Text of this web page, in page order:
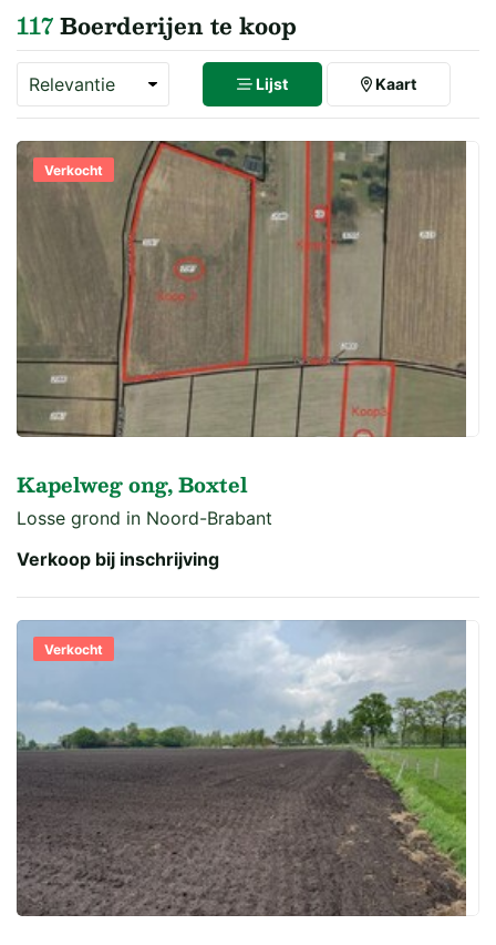
117Boerderijen te koop
Lijst Kaart
Verkocht
Kapelweg ong, Boxtel
Losse grond in Noord-Brabant
Verkoop bij inschrijving
Verkocht